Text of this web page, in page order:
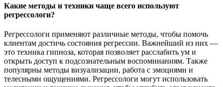
Какие методы и техники чаще всего используют
регрессологи?
Регрессологи применяют различные методы, чтобы помочь
клиентам достичь состояния регрессии. Важнейший из них —
это техника гипноза, которая позволяет расслабить ум и
открыть доступ к подсознательным воспоминаниям. Также
популярны методы визуализации, работа с эмоциями и
телесными ощущениями. Регрессологи могут использовать